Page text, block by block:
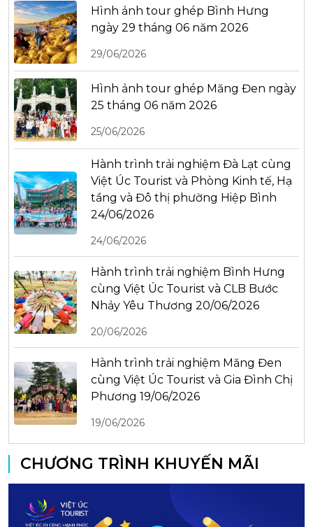
Hình ảnh tour ghép Bình Hưng
ngày 29 tháng 06 năm 2026
29/06/2026
Hình ảnh tour ghép Măng Đen ngày
25 tháng 06 năm 2026
25/06/2026
Hành trình trải nghiệm Đà Lạt cùng
Việt Úc Tourist và Phòng Kinh tế, Hạ
tầng và Đô thị phường Hiệp Bình
24/06/2026
24/06/2026
Hành trình trải nghiệm Bình Hưng
cùng Việt Úc Tourist và CLB Bước
Nhảy Yêu Thương 20/06/2026
20/06/2026
Hành trình trải nghiệm Măng Đen
cùng Việt Úc Tourist và Gia Đình Chị
Phương 19/06/2026
19/06/2026
CHƯƠNG TRÌNH KHUYẾN MÃI